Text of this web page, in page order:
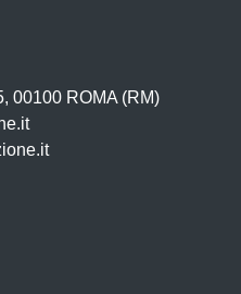
00100 ROMA (RM)